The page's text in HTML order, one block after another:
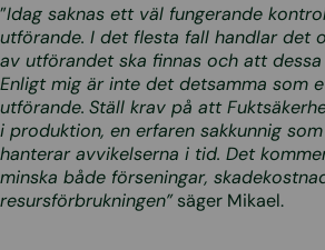
”Idag saknas ett väl fungerande
utförande. I det flesta fall handlar det
av utförandet ska finnas och att
Enligt mig är inte det detsamma som
utförande. Ställ krav på att
i produktion, en erfaren sakkunnig
hanterar avvikelserna i tid. Det
minska både förseningar,
resursförbrukningen”säger Mikael.